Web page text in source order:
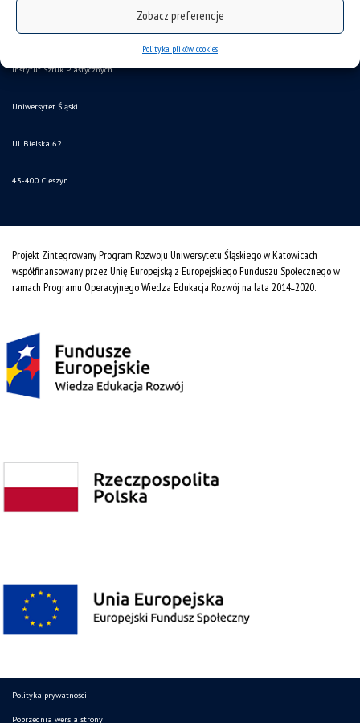
Zobacz preferencje
Polityka plików cookies
Instytut Sztuk Plastycznych
Uniwersytet Śląski
Ul. Bielska 62
43-400 Cieszyn
Projekt Zintegrowany Program Rozwoju Uniwersytetu Śląskiego w Katowicach
współfinansowany przez Unię Europejską z Europejskiego Funduszu Społecznego w
ramach Programu Operacyjnego Wiedza Edukacja Rozwój na lata 2014˗2020.
Polityka prywatności
Poprzednia wersja strony